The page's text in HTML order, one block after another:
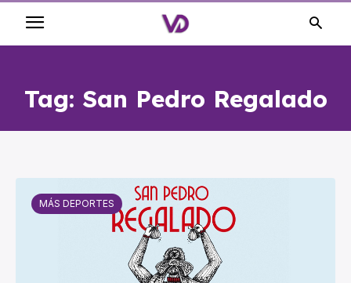
Tag: San Pedro Regalado
MÁS DEPORTES